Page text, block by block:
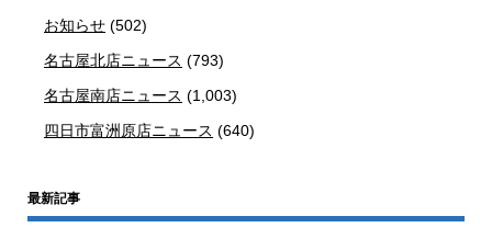
お知らせ (502)
名古屋北店ニュース (793)
名古屋南店ニュース (1,003)
四日市富洲原店ニュース (640)
最新記事